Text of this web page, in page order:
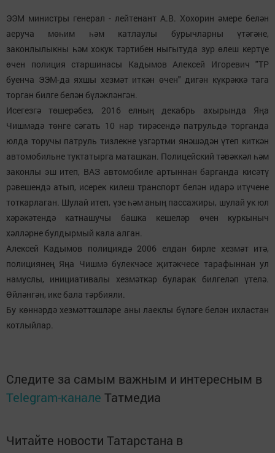
ЭЭМ министры генерал - лейтенант А.В. Хохорин әмере белән
аеруча мөһим һәм катлаулы бурычларны үтәгәне,
законлылыкны һәм хокук тәртибен ныгытуда зур өлеш кертүе
өчен полиция старшинасы Кадымов Алексей Игоревич "ТР
буенча ЭЭМ-да яхшы хезмәт иткән өчен" дигән күкрәккә тага
торган билге белән бүләкләнгән.
Исегезгә төшерәбез, 2016 елның декабрь ахырында Яңа
Чишмәдә төнге сәгать 10 нар тирәсендә патрульдә торганда
юлда торучы патруль тизлекне үзгәртми янәшәдән үтеп киткән
автомобильне туктатырга маташкан. Полицейский тәвәккәл һәм
законлы эш итеп, ВАЗ автомобиле артыннан барганда кисәтү
рәвешендә атып, исерек килеш транспорт белән идарә итүчене
тоткарлаган. Шулай итеп, үзе һәм аның пассажиры, шулай ук юл
хәрәкәтендә катнашучы башка кешеләр өчен куркыныч
хәлләрне булдырмый кала алган.
Алексей Кадымов полициядә 2006 елдан бирле хезмәт итә,
полициянең Яңа Чишмә бүлекчәсе җитәкчесе тарафыннан ул
намуслы, инициативалы хезмәткәр буларак билгеләп үтелә.
Өйләнгән, ике бала тәрбияли.
Бу көннәрдә хезмәттәшләре аны лаеклы бүләге белән ихластан
котлыйлар.
Следите за самым важным и интересным в
Telegram-канале Татмедиа
Читайте новости Татарстана в